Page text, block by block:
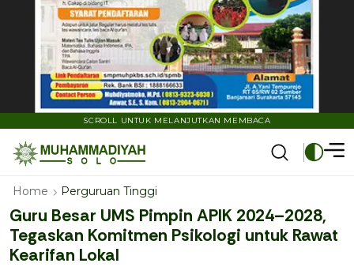
SCROLL UNTUK MELANJUTKAN MEMBACA
Home Perguruan Tinggi
Guru Besar UMS Pimpin APIK 2024–2028,
Tegaskan Komitmen Psikologi untuk Rawat
Kearifan Lokal